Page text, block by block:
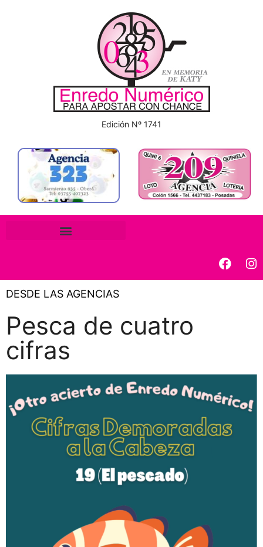
Edición Nº 1741
DESDE LAS AGENCIAS
Pesca de cuatro
cifras